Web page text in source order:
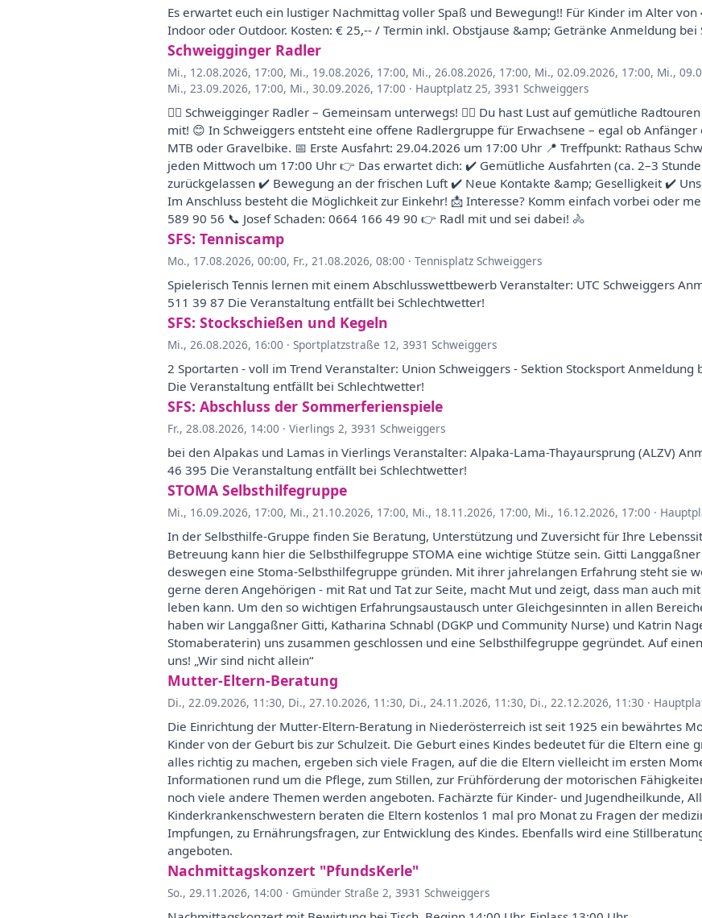
Es erwartet euch ein lustiger Nachmittag voller Spaß und Bewegung!! Für Kinder im Alter von
Indoor oder Outdoor. Kosten: € 25,-- / Termin inkl. Obstjause &amp; Getränke Anmeldung bei
Schweigginger Radler
Mi., 12.08.2026, 17:00, Mi., 19.08.2026, 17:00, Mi., 26.08.2026, 17:00, Mi., 02.09.2026, 17:00, Mi.,
Mi., 23.09.2026, 17:00, Mi., 30.09.2026, 17:00 · Hauptplatz 25, 3931 Schweiggers
🚴‍♀️ Schweigginger Radler – Gemeinsam unterwegs! 🚴‍♂️ Du hast Lust auf gemütliche
mit! 😊 In Schweiggers entsteht eine offene Radlergruppe für Erwachsene – egal ob Anfänger
MTB oder Gravelbike. 📅 Erste Ausfahrt: 29.04.2026 um 17:00 Uhr 📍 Treffpunkt: Rathaus
jeden Mittwoch um 17:00 Uhr 👉 Das erwartet dich: ✔️ Gemütliche Ausfahrten (ca. 2–3
zurückgelassen ✔️ Bewegung an der frischen Luft ✔️ Neue Kontakte &amp; Geselligkeit ✔️
Im Anschluss besteht die Möglichkeit zur Einkehr! 📩 Interesse? Komm einfach vorbei oder
589 90 56 📞 Josef Schaden: 0664 166 49 90 👉 Radl mit und sei dabei! 🚴
SFS: Tenniscamp
Mo., 17.08.2026, 00:00, Fr., 21.08.2026, 08:00 · Tennisplatz Schweiggers
Spielerisch Tennis lernen mit einem Abschlusswettbewerb Veranstalter: UTC Schweiggers
511 39 87 Die Veranstaltung entfällt bei Schlechtwetter!
SFS: Stockschießen und Kegeln
Mi., 26.08.2026, 16:00 · Sportplatzstraße 12, 3931 Schweiggers
2 Sportarten - voll im Trend Veranstalter: Union Schweiggers - Sektion Stocksport
Die Veranstaltung entfällt bei Schlechtwetter!
SFS: Abschluss der Sommerferienspiele
Fr., 28.08.2026, 14:00 · Vierlings 2, 3931 Schweiggers
bei den Alpakas und Lamas in Vierlings Veranstalter: Alpaka-Lama-Thayaursprung (ALZV)
46 395 Die Veranstaltung entfällt bei Schlechtwetter!
STOMA Selbsthilfegruppe
Mi., 16.09.2026, 17:00, Mi., 21.10.2026, 17:00, Mi., 18.11.2026, 17:00, Mi., 16.12.2026, 17:00 ·
In der Selbsthilfe-Gruppe finden Sie Beratung, Unterstützung und Zuversicht für Ihre
Betreuung kann hier die Selbsthilfegruppe STOMA eine wichtige Stütze sein. Gitti
deswegen eine Stoma-Selbsthilfegruppe gründen. Mit ihrer jahrelangen Erfahrung steht sie
gerne deren Angehörigen - mit Rat und Tat zur Seite, macht Mut und zeigt, dass man auch
leben kann. Um den so wichtigen Erfahrungsaustausch unter Gleichgesinnten in allen
haben wir Langgaßner Gitti, Katharina Schnabl (DGKP und Community Nurse) und Katrin
Stomaberaterin) uns zusammen geschlossen und eine Selbsthilfegruppe gegründet. Auf
uns! „Wir sind nicht allein“
Mutter-Eltern-Beratung
Di., 22.09.2026, 11:30, Di., 27.10.2026, 11:30, Di., 24.11.2026, 11:30, Di., 22.12.2026, 11:30 ·
Die Einrichtung der Mutter-Eltern-Beratung in Niederösterreich ist seit 1925 ein bewährtes
Kinder von der Geburt bis zur Schulzeit. Die Geburt eines Kindes bedeutet für die Eltern eine
alles richtig zu machen, ergeben sich viele Fragen, auf die die Eltern vielleicht im ersten
Informationen rund um die Pflege, zum Stillen, zur Frühförderung der motorischen
noch viele andere Themen werden angeboten. Fachärzte für Kinder- und Jugendheilkunde,
Kinderkrankenschwestern beraten die Eltern kostenlos 1 mal pro Monat zu Fragen der
Impfungen, zu Ernährungsfragen, zur Entwicklung des Kindes. Ebenfalls wird eine
angeboten.
Nachmittagskonzert "PfundsKerle"
So., 29.11.2026, 14:00 · Gmünder Straße 2, 3931 Schweiggers